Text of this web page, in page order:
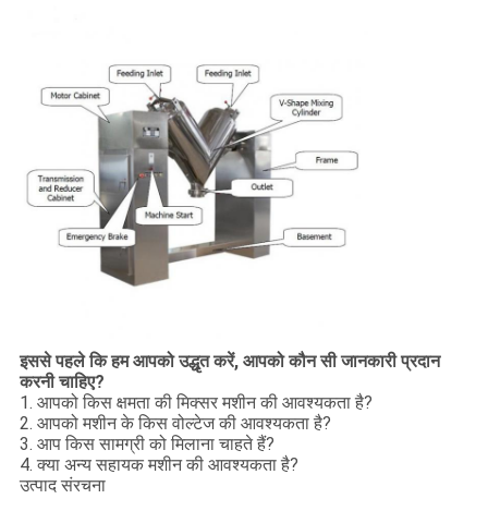
इससे पहले कि हम आपको उद्धृत करें, आपको कौन सी जानकारी प्रदान
करनी चाहिए?
1. आपको किस क्षमता की मिक्सर मशीन की आवश्यकता है?
2. आपको मशीन के किस वोल्टेज की आवश्यकता है?
3. आप किस सामग्री को मिलाना चाहते हैं?
4. क्या अन्य सहायक मशीन की आवश्यकता है?
उत्पाद संरचना